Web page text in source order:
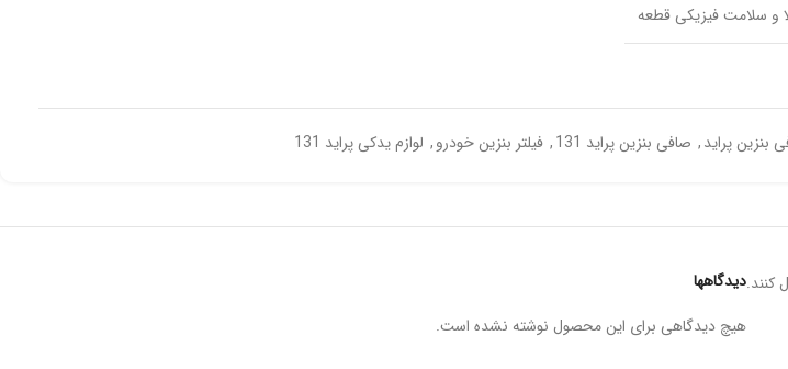
و سلامت فیزیکی قطعه
بنزین پراید, صافی بنزین پراید 131 , فیلتر بنزین خودرو, لوازم یدکی پراید 131
دیدگاهها
هیچ دیدگاهی برای این محصول نوشته نشده است.
کنند.